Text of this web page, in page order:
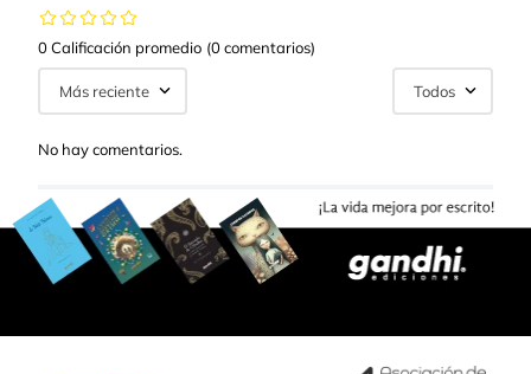
0 Calificación promedio (0 comentarios)
Más reciente Todos
No hay comentarios.